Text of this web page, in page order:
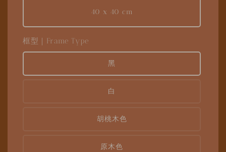
40 x 40 cm
框型｜Frame Type
黑
白
胡桃木色
原木色